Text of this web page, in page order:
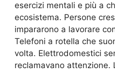
esercizi mentali e più a
ecosistema. Persone
impararono a lavorare
Telefoni a rotella che
volta. Elettrodomestici
reclamavano attenzione.